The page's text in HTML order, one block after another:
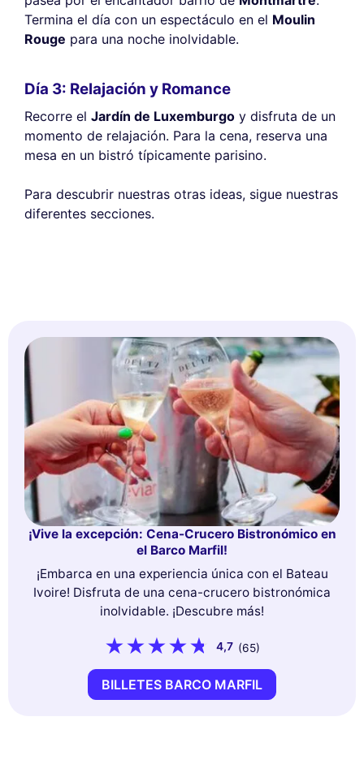
Termina el día con un espectáculo en el Moulin
Rouge para una noche inolvidable.
Día 3: Relajación y Romance
Recorre el Jardín de Luxemburgo y disfruta de un
momento de relajación. Para la cena, reserva una
mesa en un bistró típicamente parisino.
Para descubrir nuestras otras ideas, sigue nuestras
diferentes secciones.
¡Vive la excepción: Cena-Crucero Bistronómico en
el Barco Marfil!
¡Embarca en una experiencia única con el Bateau
Ivoire! Disfruta de una cena-crucero bistronómica
inolvidable. ¡Descubre más!
4,7 (65)
BILLETES BARCO MARFIL